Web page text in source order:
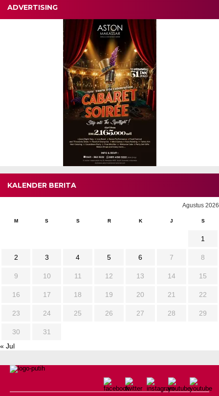
ADVERTISING
KALENDER BERITA
Agustus 2026
M S S R K J S
1
2 3 4 5 6 7 8
9 10 11 12 13 14 15
16 17 18 19 20 21 22
23 24 25 26 27 28 29
30
31
« Jul